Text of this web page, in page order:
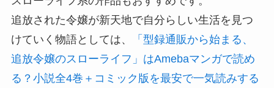
追放された令嬢が新天地で自分らしい生活を見つ
けていく物語としては、
「型録通販から始まる、
追放令嬢のスローライフ」はAmebaマンガで読め
る？小説全4巻＋コミック版を最安で一気読みする